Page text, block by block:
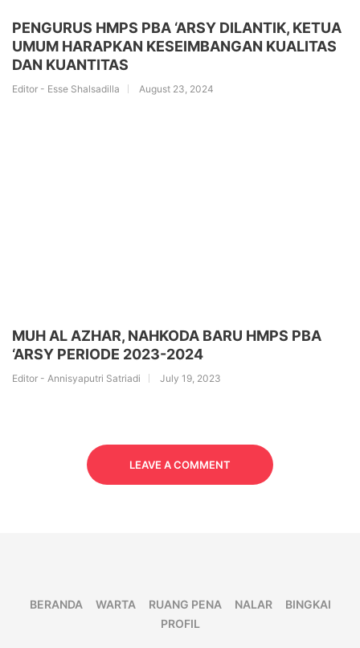
PENGURUS HMPS PBA ‘ARSY DILANTIK, KETUA
UMUM HARAPKAN KESEIMBANGAN KUALITAS
DAN KUANTITAS
Editor - Esse Shalsadilla August 23, 2024
MUH AL AZHAR, NAHKODA BARU HMPS PBA
‘ARSY PERIODE 2023-2024
Editor - Annisyaputri Satriadi July 19, 2023
LEAVE A COMMENT
BERANDA WARTA RUANG PENA NALAR
BINGKAI
PROFIL